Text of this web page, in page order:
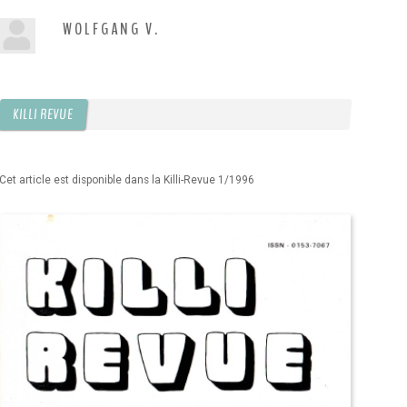
WOLFGANG V.
KILLI REVUE
Cet article est disponible dans la Killi-Revue 1/1996